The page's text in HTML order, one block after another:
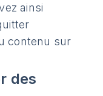
ainsi
contenu sur
des